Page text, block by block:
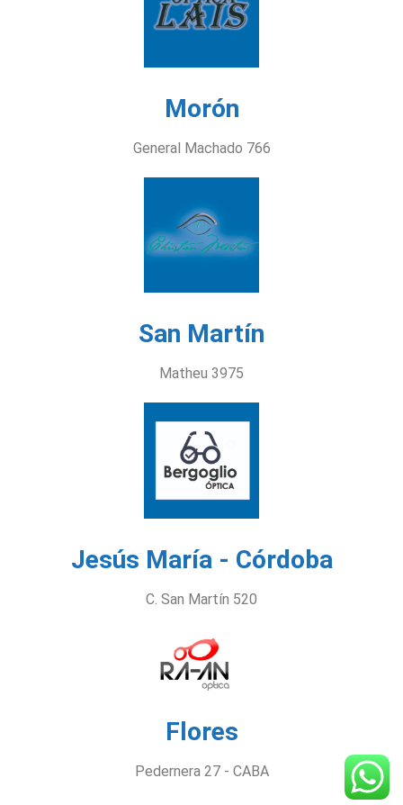
Morón
General Machado 766
San Martín
Matheu 3975
Jesús María - Córdoba
C. San Martín 520
Flores
Pedernera 27 - CABA